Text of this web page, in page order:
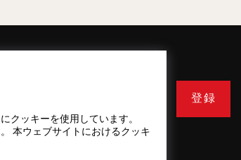
クッキーを使用しています。
本ウェブサイトにおけるクッキ
登録